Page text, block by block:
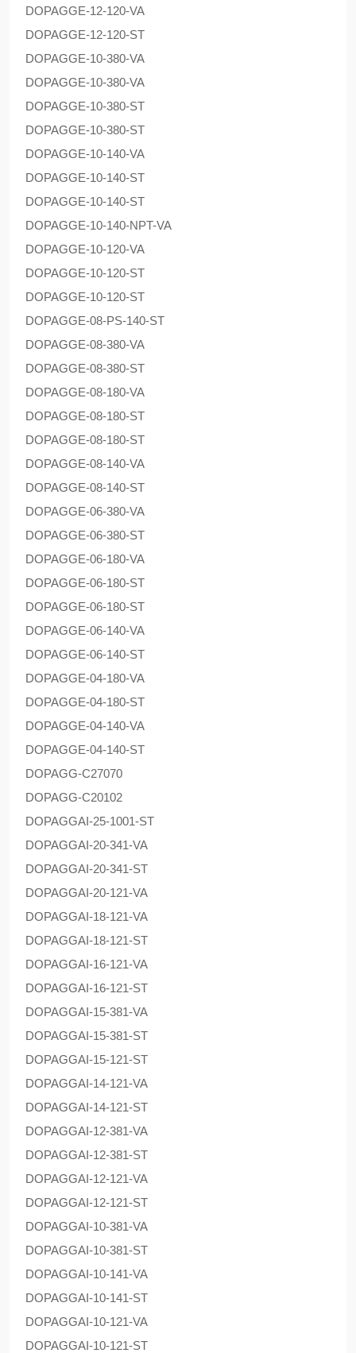
DOPAGGE-12-120-VA
DOPAGGE-12-120-ST
DOPAGGE-10-380-VA
DOPAGGE-10-380-VA
DOPAGGE-10-380-ST
DOPAGGE-10-380-ST
DOPAGGE-10-140-VA
DOPAGGE-10-140-ST
DOPAGGE-10-140-ST
DOPAGGE-10-140-NPT-VA
DOPAGGE-10-120-VA
DOPAGGE-10-120-ST
DOPAGGE-10-120-ST
DOPAGGE-08-PS-140-ST
DOPAGGE-08-380-VA
DOPAGGE-08-380-ST
DOPAGGE-08-180-VA
DOPAGGE-08-180-ST
DOPAGGE-08-180-ST
DOPAGGE-08-140-VA
DOPAGGE-08-140-ST
DOPAGGE-06-380-VA
DOPAGGE-06-380-ST
DOPAGGE-06-180-VA
DOPAGGE-06-180-ST
DOPAGGE-06-180-ST
DOPAGGE-06-140-VA
DOPAGGE-06-140-ST
DOPAGGE-04-180-VA
DOPAGGE-04-180-ST
DOPAGGE-04-140-VA
DOPAGGE-04-140-ST
DOPAGG-C27070
DOPAGG-C20102
DOPAGGAI-25-1001-ST
DOPAGGAI-20-341-VA
DOPAGGAI-20-341-ST
DOPAGGAI-20-121-VA
DOPAGGAI-18-121-VA
DOPAGGAI-18-121-ST
DOPAGGAI-16-121-VA
DOPAGGAI-16-121-ST
DOPAGGAI-15-381-VA
DOPAGGAI-15-381-ST
DOPAGGAI-15-121-ST
DOPAGGAI-14-121-VA
DOPAGGAI-14-121-ST
DOPAGGAI-12-381-VA
DOPAGGAI-12-381-ST
DOPAGGAI-12-121-VA
DOPAGGAI-12-121-ST
DOPAGGAI-10-381-VA
DOPAGGAI-10-381-ST
DOPAGGAI-10-141-VA
DOPAGGAI-10-141-ST
DOPAGGAI-10-121-VA
DOPAGGAI-10-121-ST